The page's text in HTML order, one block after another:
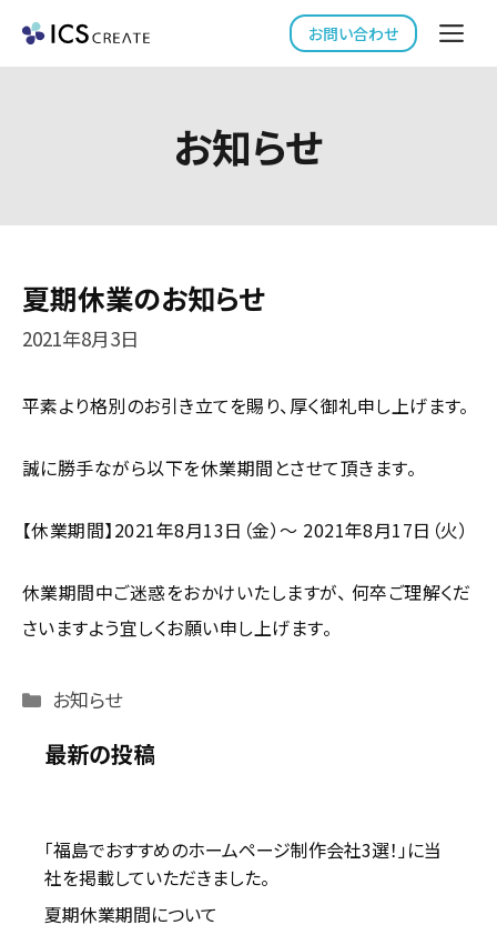
テ
キ
お問い合わせ
お知らせ
夏期休業のお知らせ
2021年8月3日
平素より格別のお引き立てを賜り、厚く御礼申し上げます。
誠に勝手ながら以下を休業期間とさせて頂きます。
【休業期間】2021年8月13日（金）～ 2021年8月17日（火）
休業期間中ご迷惑をおかけいたしますが、 何卒ご理解くだ
さいますよう宜しくお願い申し上げます。
カ
ゴ
お知らせ
最新の投稿
「福島でおすすめのホームページ制作会社3選！」に当
社を掲載していただきました。
夏期休業期間について